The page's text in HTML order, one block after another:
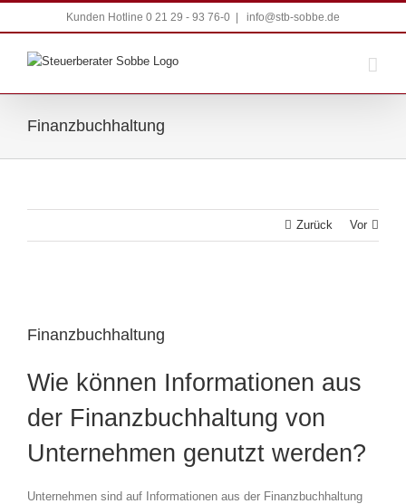
Kunden Hotline 0 21 29 - 93 76-0 info@stb-sobbe.de
Finanzbuchhaltung
Zurück Vor
Bild
Finanzbuchhaltung
Wie können Informationen aus
der Finanzbuchhaltung von
Unternehmen genutzt werden?
Unternehmen sind auf Informationen aus der Finanzbuchhaltung